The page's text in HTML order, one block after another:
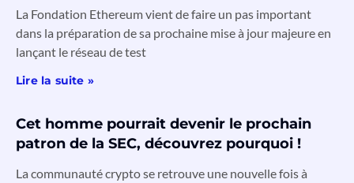
La Fondation Ethereum vient de faire un pas important
dans la préparation de sa prochaine mise à jour majeure en
lançant le réseau de test
Lire la suite »
Cet homme pourrait devenir le prochain
patron de la SEC, découvrez pourquoi !
La communauté crypto se retrouve une nouvelle fois à